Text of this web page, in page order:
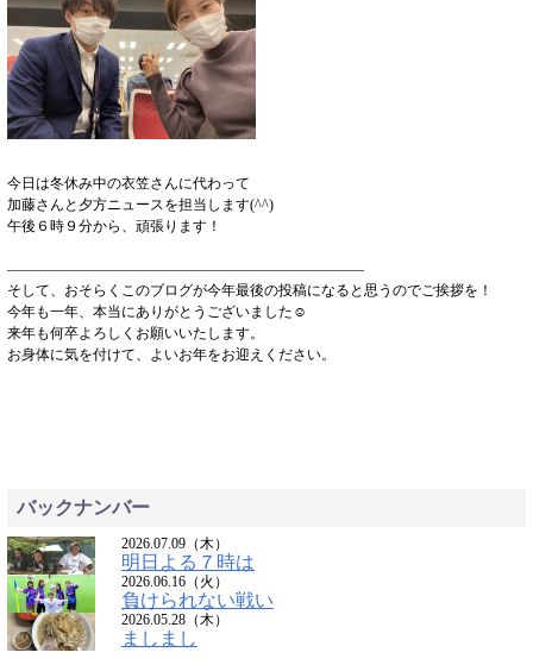
今日は冬休み中の衣笠さんに代わって
加藤さんと夕方ニュースを担当します(^^)
午後６時９分から、頑張ります！
―――――――――――――――――――――――――
そして、おそらくこのブログが今年最後の投稿になると思うのでご挨拶を！
今年も一年、本当にありがとうございました☺
来年も何卒よろしくお願いいたします。
お身体に気を付けて、よいお年をお迎えください。
バックナンバー
2026.07.09（木）
明日よる７時は
2026.06.16（火）
負けられない戦い
2026.05.28（木）
ましまし